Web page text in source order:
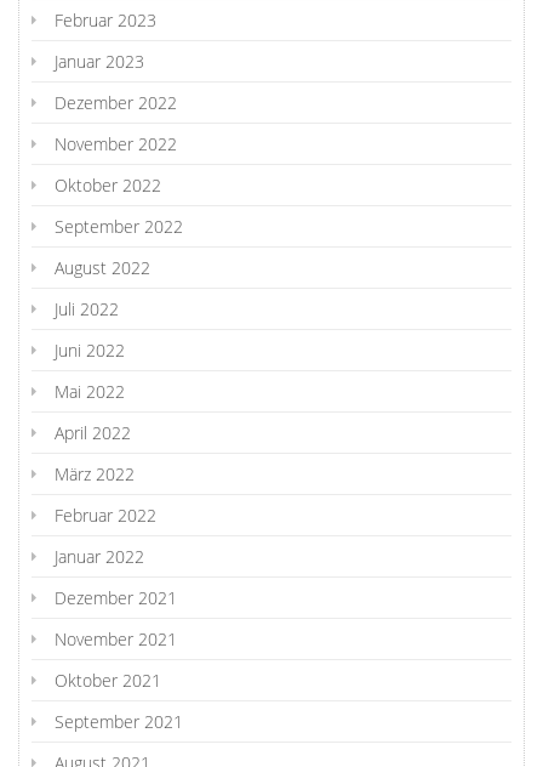
Februar 2023
Januar 2023
Dezember 2022
November 2022
Oktober 2022
September 2022
August 2022
Juli 2022
Juni 2022
Mai 2022
April 2022
März 2022
Februar 2022
Januar 2022
Dezember 2021
November 2021
Oktober 2021
September 2021